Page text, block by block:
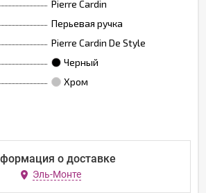
Pierre Cardin
Перьевая ручка
Pierre Cardin De Style
Черный
Хром
о доставке
Эль-Монте